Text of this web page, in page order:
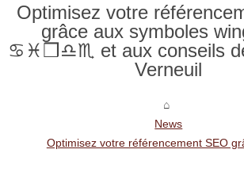
Optimisez votre
grâce aux symboles
♋︎♓︎❒︎♎︎♏︎ et aux conseils
Verneuil
News
Optimisez votre référencement SEO